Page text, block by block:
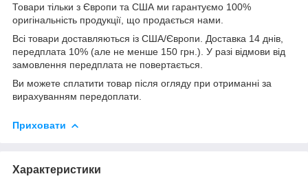
Товари тільки з Європи та США ми гарантуємо 100%
оригінальність продукції, що продається нами.
Всі товари доставляються із США/Європи. Доставка 14 днів,
передплата 10% (але не менше 150 грн.). У разі відмови від
замовлення передплата не повертається.
Ви можете сплатити товар після огляду при отриманні за
вирахуванням передоплати.
Приховати
Характеристики